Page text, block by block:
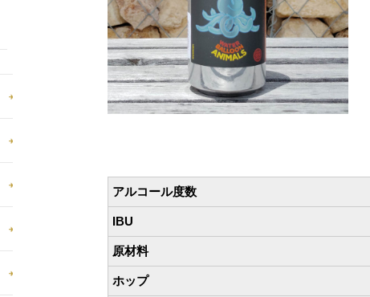
アルコール度数
IBU
原材料
ホップ